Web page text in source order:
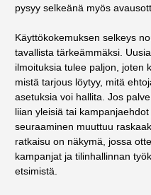
pysyy selkeänä myös
Käyttökokemuksen selkeys
tavallista tärkeämmäksi.
ilmoituksia tulee paljon, joten
mistä tarjous löytyy, mitä
asetuksia voi hallita. Jos
liian yleisiä tai
seuraaminen muuttuu
ratkaisu on näkymä, jossa
kampanjat ja tilinhallinnan
etsimistä.